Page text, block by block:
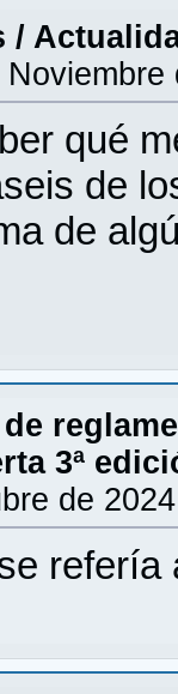
/
qué
de
de
3ª
de